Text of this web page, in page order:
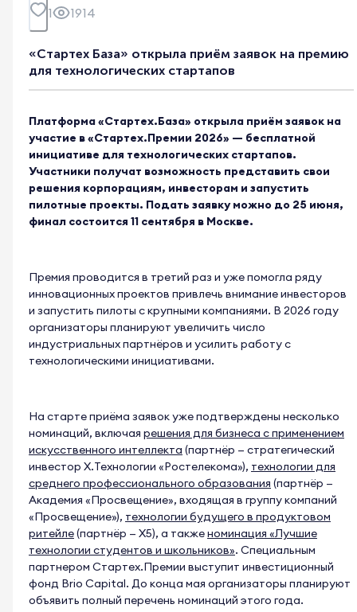
1 1914
«Стартех База» открыла приём заявок на премию
для технологических стартапов
Платформа «Стартех.База» открыла приём заявок на
участие в «Стартех.Премии 2026» — бесплатной
инициативе для технологических стартапов.
Участники получат возможность представить свои
решения корпорациям, инвесторам и запустить
пилотные проекты. Подать заявку можно до 25 июня,
финал состоится 11 сентября в Москве.
Премия проводится в третий раз и уже помогла ряду
инновационных проектов привлечь внимание инвесторов
и запустить пилоты с крупными компаниями. В 2026 году
организаторы планируют увеличить число
индустриальных партнёров и усилить работу с
технологическими инициативами.
На старте приёма заявок уже подтверждены несколько
номинаций, включая решения для бизнеса с применением
искусственного интеллекта (партнёр — стратегический
инвестор X.Технологии «Ростелекома»), технологии для
среднего профессионального образования (партнёр —
Академия «Просвещение», входящая в группу компаний
«Просвещение»), технологии будущего в продуктовом
ритейле(партнёр — X5), а такженоминация «Лучшие
технологии студентов и школьников». Специальным
партнером Стартех.Премии выступит инвестиционный
фонд Brio Capital. До конца мая организаторы планируют
объявить полный перечень номинаций этого года.